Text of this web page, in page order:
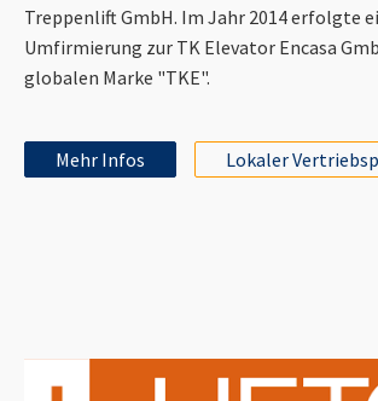
Treppenlift GmbH. Im Jahr 2014 erfolgte
Umfirmierung zur TK Elevator Encasa
globalen Marke "TKE".
Mehr Infos Lokaler